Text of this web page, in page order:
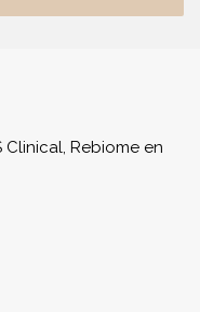
Clinical, Rebiome en